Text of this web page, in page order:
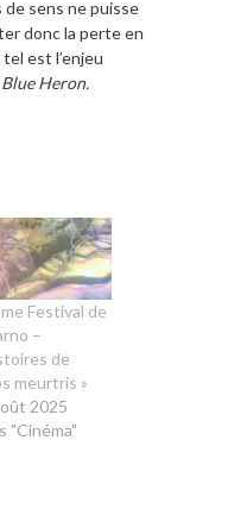
de sens ne puisse
donc la perte en
est l’enjeu
Blue Heron.
Festival de
–
de
meurtris »
2025
"Cinéma"